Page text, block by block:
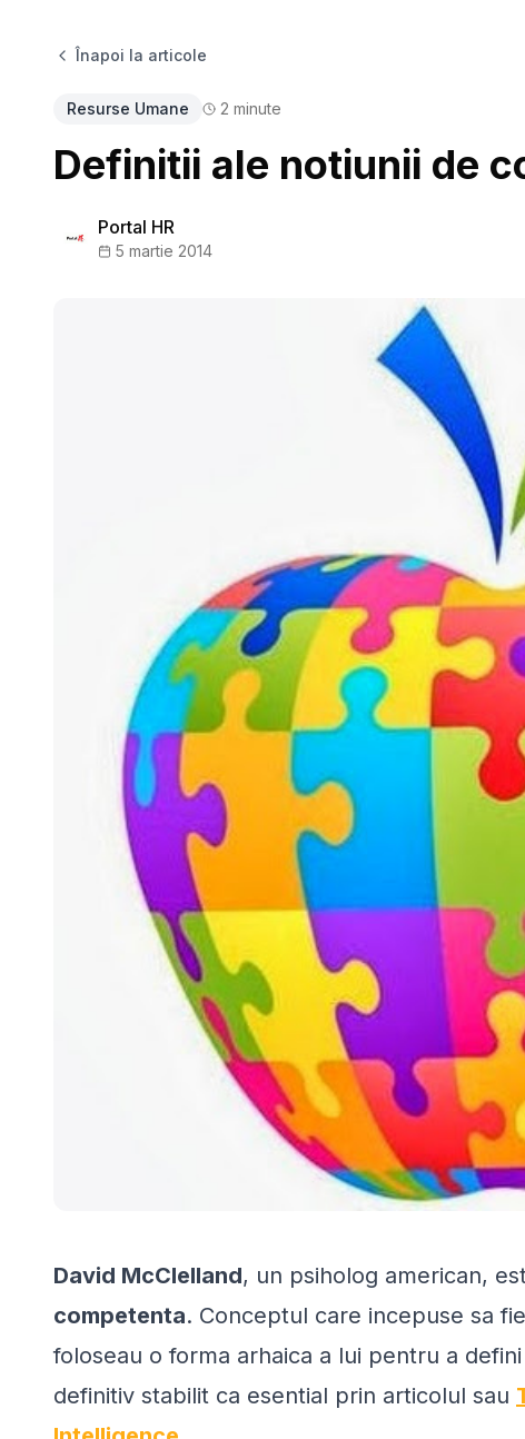
Înapoi la articole
Resurse Umane 2 minute
Definitii ale notiunii de
Portal HR
5 martie 2014
David McClelland, un psiholog american,
competenta. Conceptul care incepuse sa
foloseau o forma arhaica a lui pentru a
definitiv stabilit ca esential prin articolul sau